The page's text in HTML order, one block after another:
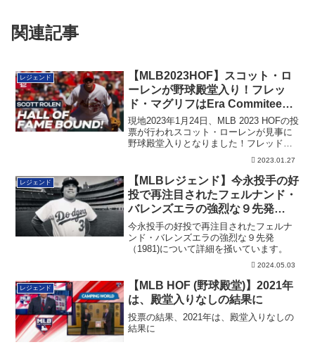
関連記事
レジェンド
【MLB2023HOF】スコット・ロ
ーレンが野球殿堂入り！フレッ
ド・マグリフはEra Commiteeで
選出
現地2023年1月24日、MLB 2023 HOFの投
票が行われスコット・ローレンが見事に
野球殿堂入りとなりました！フレッド・
マグリフはEra Commiteeによる選出です
2023.01.27
レジェンド
【MLBレジェンド】今永投手の好
投で再注目されたフェルナンド・
バレンズエラの強烈な９先発
（1981)
今永投手の好投で再注目されたフェルナ
ンド・バレンズエラの強烈な９先発
（1981)について詳細を掻いています。
2024.05.03
レジェンド
【MLB HOF (野球殿堂)】2021年
は、殿堂入りなしの結果に
投票の結果、2021年は、殿堂入りなしの
結果に